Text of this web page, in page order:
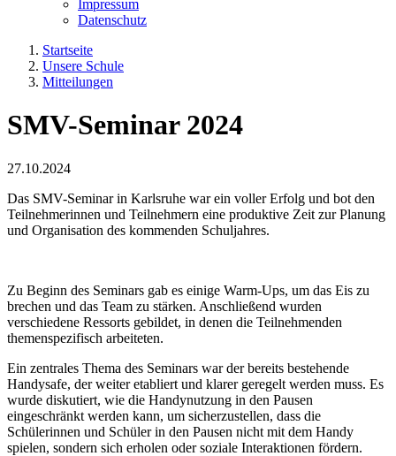
Impressum
Datenschutz
Startseite
Unsere Schule
Mitteilungen
SMV-Seminar 2024
27.10.2024
Das SMV-Seminar in Karlsruhe war ein voller Erfolg und bot den
Teilnehmerinnen und Teilnehmern eine produktive Zeit zur Planung
und Organisation des kommenden Schuljahres.
Zu Beginn des Seminars gab es einige Warm-Ups, um das Eis zu
brechen und das Team zu stärken. Anschließend wurden
verschiedene Ressorts gebildet, in denen die Teilnehmenden
themenspezifisch arbeiteten.
Ein zentrales Thema des Seminars war der bereits bestehende
Handysafe, der weiter etabliert und klarer geregelt werden muss. Es
wurde diskutiert, wie die Handynutzung in den Pausen
eingeschränkt werden kann, um sicherzustellen, dass die
Schülerinnen und Schüler in den Pausen nicht mit dem Handy
spielen, sondern sich erholen oder soziale Interaktionen fördern.